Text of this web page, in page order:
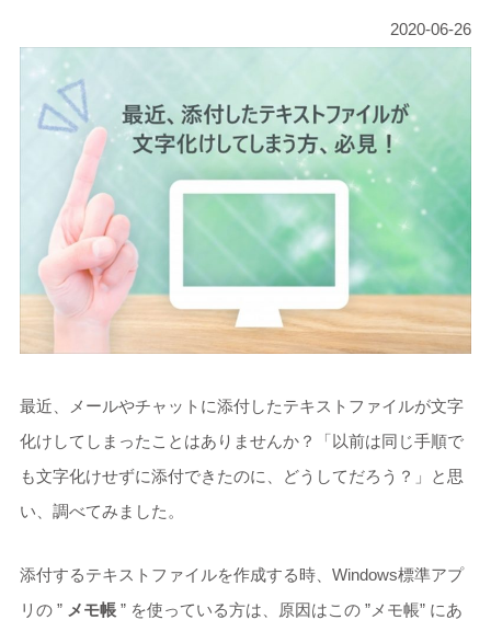
2020-06-26
最近、メールやチャットに添付したテキストファイルが文字
化けしてしまったことはありませんか？「以前は同じ手順で
も文字化けせずに添付できたのに、どうしてだろう？」と思
い、調べてみました。
添付するテキストファイルを作成する時、Windows標準アプ
リの ” メモ帳 ” を使っている方は、原因はこの ”メモ帳” にあ